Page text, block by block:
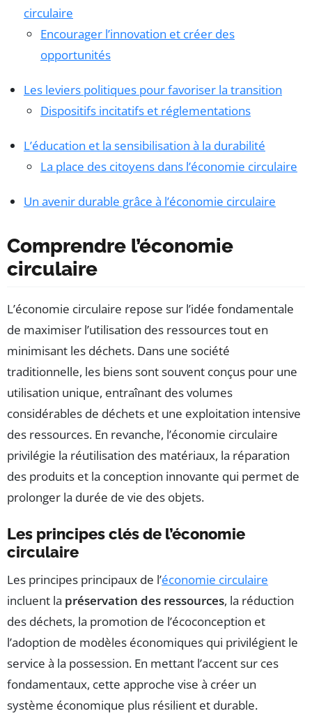
circulaire
Encourager l’innovation et créer des
opportunités
Les leviers politiques pour favoriser la transition
Dispositifs incitatifs et réglementations
L’éducation et la sensibilisation à la durabilité
La place des citoyens dans l’économie circulaire
Un avenir durable grâce à l’économie circulaire
Comprendre l’économie
circulaire
L’économie circulaire repose sur l’idée fondamentale
de maximiser l’utilisation des ressources tout en
minimisant les déchets. Dans une société
traditionnelle, les biens sont souvent conçus pour une
utilisation unique, entraînant des volumes
considérables de déchets et une exploitation intensive
des ressources. En revanche, l’économie circulaire
privilégie la réutilisation des matériaux, la réparation
des produits et la conception innovante qui permet de
prolonger la durée de vie des objets.
Les principes clés de l’économie
circulaire
Les principes principaux de l’économie circulaire
incluent la préservation des ressources, la réduction
des déchets, la promotion de l’écoconception et
l’adoption de modèles économiques qui privilégient le
service à la possession. En mettant l’accent sur ces
fondamentaux, cette approche vise à créer un
système économique plus résilient et durable.